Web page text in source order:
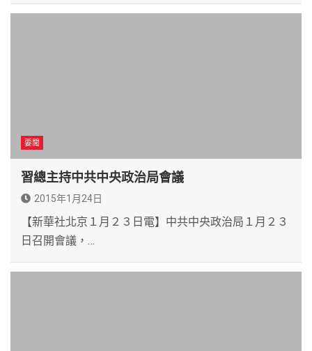
要聞
習總主持中共中央政治局會議
2015年1月24日
【新華社北京１月２３日電】中共中央政治局１月２３
日召開會議，…